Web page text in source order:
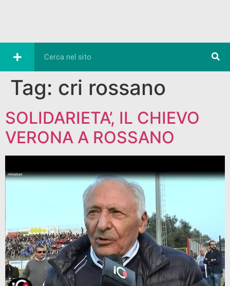
Tag: cri rossano
SOLIDARIETA’, IL CHIEVO
VERONA A ROSSANO